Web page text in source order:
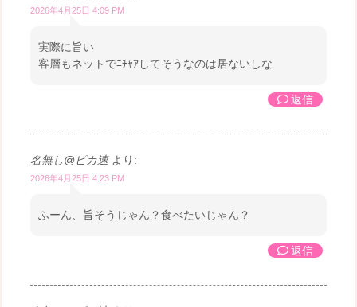
2026年4月25日 4:09 PM
実際に旨い
客層もネットでﾆﾁｬｱしてそうなのは居ないしな
返信
名無し@ピカ速 より:
2026年4月25日 4:23 PM
ふーん、旨そうじゃん？食べたいじゃん？
返信